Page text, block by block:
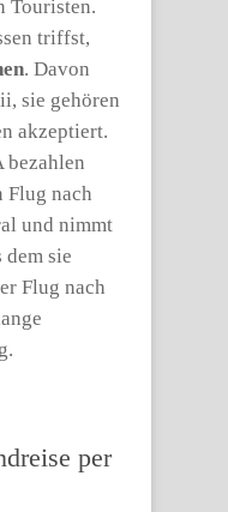
Touristen.
triffst,
. Davon
sie gehören
akzeptiert.
bezahlen
Flug nach
und nimmt
dem sie
Flug nach
per